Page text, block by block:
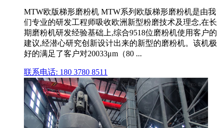
MTW欧版梯形磨粉机 MTW系列欧版梯形磨粉机是由我
们专业的研发工程师吸收欧洲新型粉磨技术及理念,在长
期磨粉机研发经验基础上,综合9518位磨粉机使用客户的
建议,经潜心研究创新设计出来的新型的磨粉机。该机极
好的满足了客户对20033μm（80 ...
联系电话: 180 3780 8511